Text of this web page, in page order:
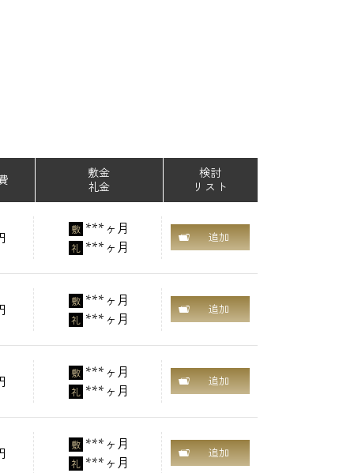
敷金
礼金
検討
リスト
敷 ***ヶ月
礼 ***ヶ月
追加
敷 ***ヶ月
礼 ***ヶ月
追加
敷 ***ヶ月
礼 ***ヶ月
追加
敷 ***ヶ月
礼 ***ヶ月
追加